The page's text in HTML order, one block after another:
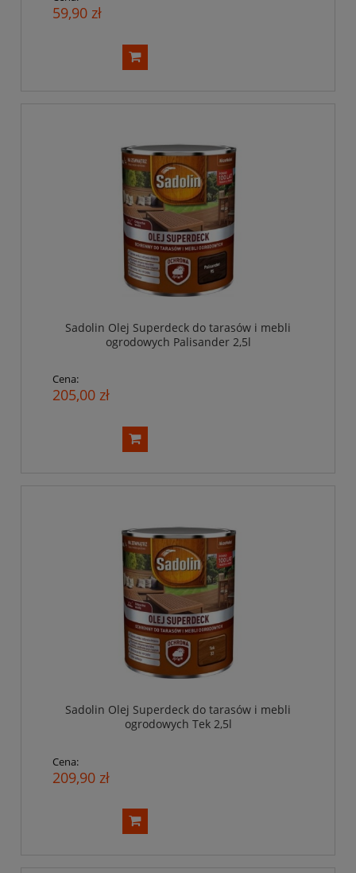
59,90 zł
Sadolin Olej Superdeck do tarasów i mebli
ogrodowych Palisander 2,5l
Cena:
205,00 zł
Sadolin Olej Superdeck do tarasów i mebli
ogrodowych Tek 2,5l
Cena:
209,90 zł